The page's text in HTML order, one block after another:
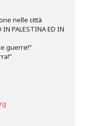
nelle città
PALESTINA ED IN
guerre!”